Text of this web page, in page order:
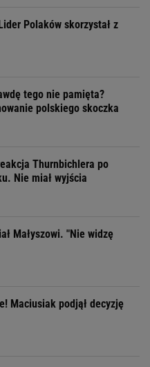
Polaków skorzystał z
tego nie pamięta?
polskiego skoczka
Thurnbichlera po
Nie miał wyjścia
Małyszowi. "Nie widzę
Maciusiak podjął decyzję